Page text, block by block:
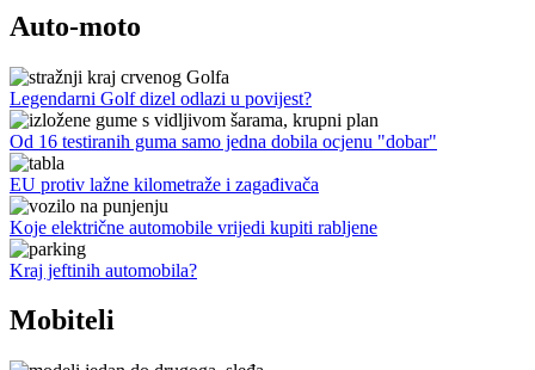
Auto-moto
Legendarni Golf dizel odlazi u povijest?
Od 16 testiranih guma samo jedna dobila ocjenu "dobar"
EU protiv lažne kilometraže i zagađivača
Koje električne automobile vrijedi kupiti rabljene
Kraj jeftinih automobila?
Mobiteli